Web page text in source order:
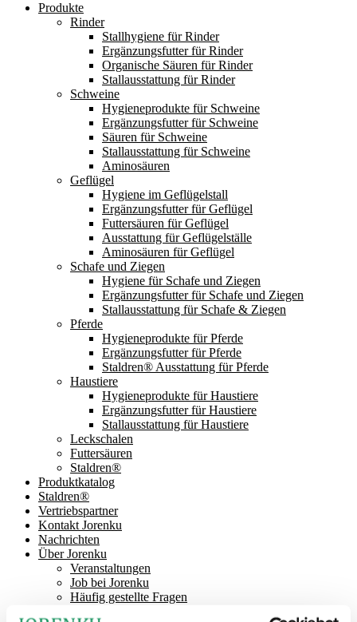
Produkte
Rinder
Stallhygiene für Rinder
Ergänzungsfutter für Rinder
Organische Säuren für Rinder
Stallausstattung für Rinder
Schweine
Hygieneprodukte für Schweine
Ergänzungsfutter für Schweine
Säuren für Schweine
Stallausstattung für Schweine
Aminosäuren
Geflügel
Hygiene im Geflügelstall
Ergänzungsfutter für Geflügel
Futtersäuren für Geflügel
Ausstattung für Geflügelställe
Aminosäuren für Geflügel
Schafe und Ziegen
Hygiene für Schafe und Ziegen
Ergänzungsfutter für Schafe und Ziegen
Stallausstattung für Schafe & Ziegen
Pferde
Hygieneprodukte für Pferde
Ergänzungsfutter für Pferde
Staldren® Ausstattung für Pferde
Haustiere
Hygieneprodukte für Haustiere
Ergänzungsfutter für Haustiere
Stallausstattung für Haustiere
Leckschalen
Futtersäuren
Staldren®
Produktkatalog
Staldren®
Vertriebspartner
Kontakt Jorenku
Nachrichten
Über Jorenku
Veranstaltungen
Job bei Jorenku
Häufig gestellte Fragen